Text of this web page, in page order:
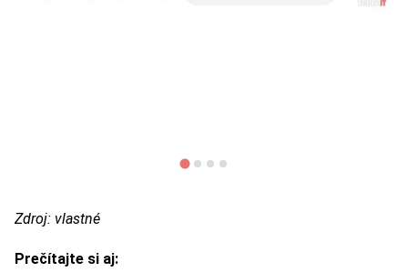
Zdroj: vlastné
Prečítajte si aj: